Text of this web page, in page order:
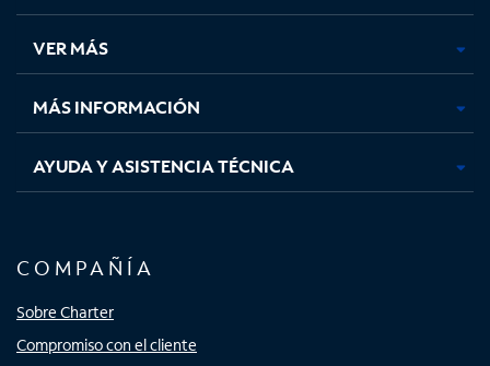
en
pestaña
nueva
en
pestaña
nueva
en
pestaña
nueva
en
nueva
VER MÁS
MÁS INFORMACIÓN
AYUDA Y ASISTENCIA TÉCNICA
COMPAÑÍA
Sobre Charter
Compromiso con el cliente